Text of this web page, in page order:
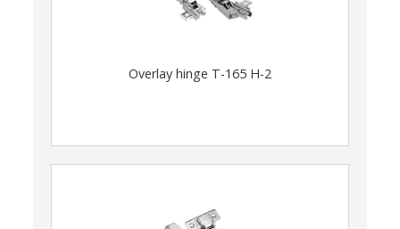
Overlay hinge T-165 H-2